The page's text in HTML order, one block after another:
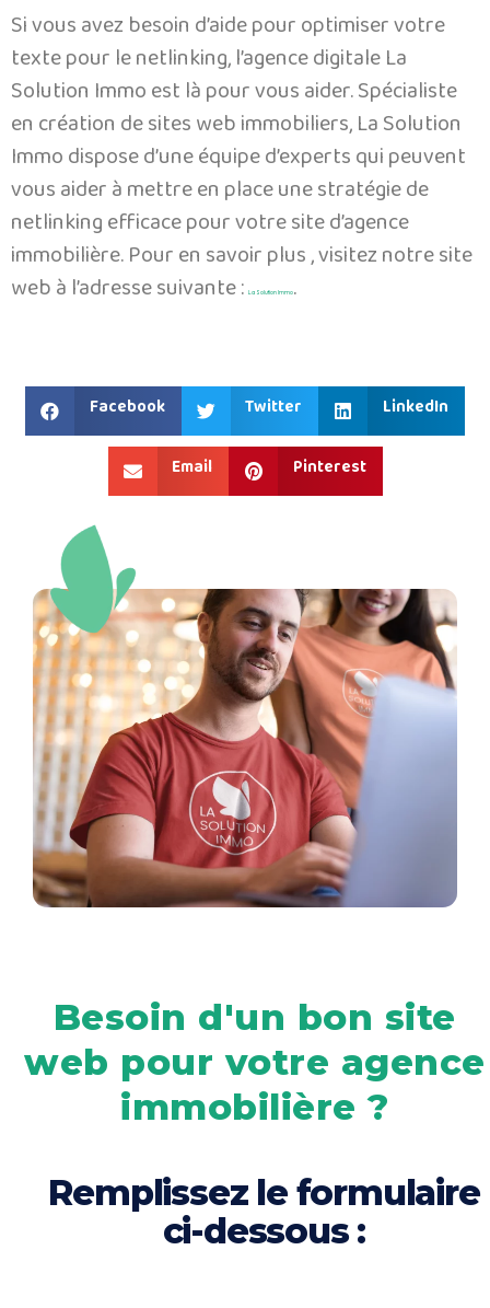
Si vous avez besoin d’aide pour optimiser votre
texte pour le netlinking, l’agence digitale La
Solution Immo est là pour vous aider. Spécialiste
en création de sites web immobiliers, La Solution
Immo dispose d’une équipe d’experts qui peuvent
vous aider à mettre en place une stratégie de
netlinking efficace pour votre site d’agence
immobilière. Pour en savoir plus , visitez notre site
web à l’adresse suivante : La Solution Immo.
Facebook Twitter
LinkedIn
Email
Pinterest
Besoin d'un bon site
web pour votre agence
immobilière ?
Remplissez le formulaire
ci-dessous :